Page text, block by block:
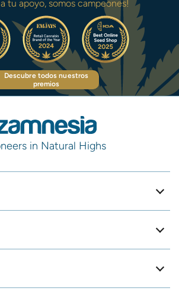
a tu apoyo, somos campeones!
Descubre todos nuestros
premios
in Natural Highs